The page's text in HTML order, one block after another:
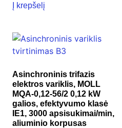
Į krepšelį
Asinchroninis trifazis
elektros variklis, MOLL
MQA-0,12-56/2 0,12 kW
galios, efektyvumo klasė
IE1, 3000 apsisukimai/min,
aliuminio korpusas